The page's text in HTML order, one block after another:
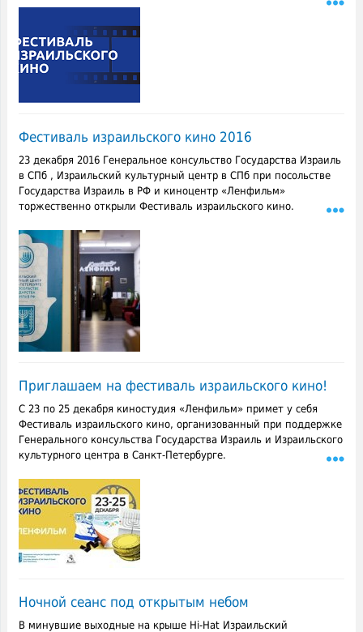
Фестиваль израильского кино 2016
23 декабря 2016 Генеральное консульство Государства Израиль
в СПб , Израильский культурный центр в СПб при посольстве
Государства Израиль в РФ и киноцентр «Ленфильм»
торжественно открыли Фестиваль израильского кино.
Приглашаем на фестиваль израильского кино!
С 23 по 25 декабря киностудия «Ленфильм» примет у себя
Фестиваль израильского кино, организованный при поддержке
Генерального консульства Государства Израиль и Израильского
культурного центра в Санкт-Петербурге.
Ночной сеанс под открытым небом
В минувшие выходные на крыше Hi-Hat Израильский